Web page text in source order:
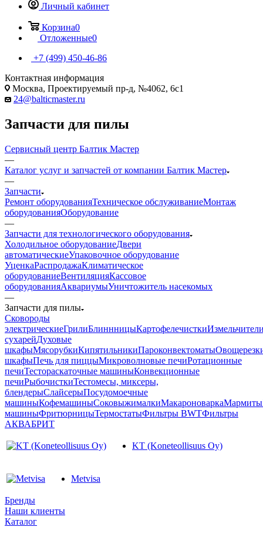
Личный кабинет
Корзина0
Отложенные0
+7 (499) 450-46-86
Контактная информация
Москва, Проектируемый пр-д, №4062, 6с1
24@balticmaster.ru
Запчасти для пилы
Сервисный центр Балтик Мастер
—
Каталог услуг и запчастей от компании Балтик Мастер
—
Запчасти
Ремонт оборудованияТехническое обслуживаниеМонтаж
оборудованияОборудование
—
Запчасти для технологического оборудования
Холодильное оборудованиеДвери
автоматическиеУпаковочное оборудование
УценкаРаспродажаКлиматическое
оборудованиеВентиляцияКассовое
оборудованияАквариумыУничтожитель насекомых
—
Запчасти для пилы
Cковороды
электрическиеГрилиБлиннницыКартофелечистки
сухарейДуховые
шкафыМясорубкиКипятильникиПароконвектоматы
шкафыПечь для пиццыМикроволновые печиРотационные
печиТестораскаточные машиныКонвекционные
печиРыбочисткиТестомесы, миксеры,
блендерыСлайсерыПосудомоечные
машиныКофемашиныСоковыжималкиМакароноваркаМармиты
машиныФритюрницыТермостатыФильтры BWTФильтры
АКВАБРИТ
KT (Koneteollisuus Oy)
Metvisa
Бренды
Наши клиенты
Каталог